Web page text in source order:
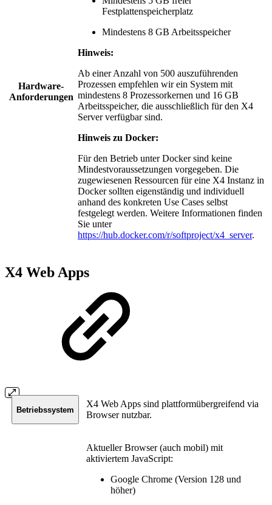
Hardware-
Anforderungen
Festplattenspeicherplatz
Mindestens 8 GB Arbeitsspeicher
Hinweis:
Ab einer Anzahl von 500 auszuführenden
Prozessen empfehlen wir ein System mit
mindestens 8 Prozessorkernen und 16 GB
Arbeitsspeicher, die ausschließlich für den X4
Server verfügbar sind.
Hinweis zu Docker:
Für den Betrieb unter Docker sind keine
Mindestvoraussetzungen vorgegeben. Die
zugewiesenen Ressourcen für eine X4 Instanz in
Docker sollten eigenständig und individuell
anhand des konkreten Use Cases selbst
festgelegt werden. Weitere Informationen finden
Sie unter
https://hub.docker.com/r/softproject/x4_server.
X4 Web Apps
Betriebssystem
X4 Web Apps sind plattformübergreifend via
Browser nutzbar.
Aktueller Browser (auch mobil) mit
aktiviertem JavaScript:
Google Chrome (Version 128 und
höher)